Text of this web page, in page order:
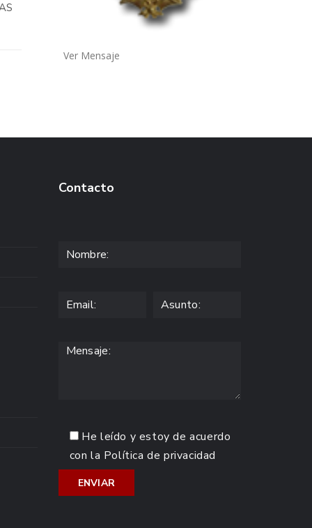
Ver Mensaje
Contacto
He leído y estoy de acuerdo
con la Política de privacidad